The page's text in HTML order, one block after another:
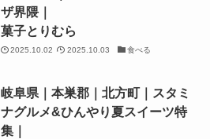
ザ界隈｜
菓子とりむら
2025.10.02 2025.10.03 食べる
岐阜県｜本巣郡｜北方町｜スタミ
ナグルメ&ひんやり夏スイーツ特
集｜